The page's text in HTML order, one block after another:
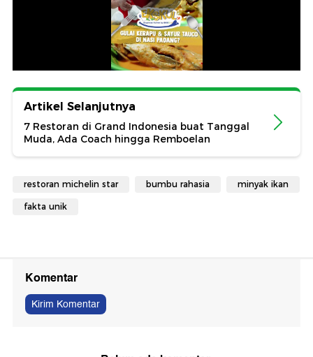
Artikel Selanjutnya
7 Restoran di Grand Indonesia buat Tanggal
Muda, Ada Coach hingga Remboelan
restoran michelin star bumbu rahasia minyak ikan
fakta unik
Komentar
Kirim Komentar